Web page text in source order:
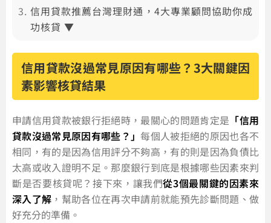
信用貸款推薦台灣理財通，4大專業顧問協助你成
功核貸 ▼
信用貸款沒過常見原因有哪些？3大關鍵因
素影響核貸結果
申請信用貸款被銀行拒絕時，最關心的問題肯定是 「信用
貸款沒過常見原因有哪些？」 每個人被拒絕的原因也各不
相同，有的是因為信用評分不夠高，有的則是因為負債比
太高或收入證明不足。那麼銀行到底是根據哪些因素來判
斷是否要核貸呢？接下來，讓我們從3個最關鍵的因素來
深入了解 ，幫助各位在再次申請前就能預先診斷問題、做
好充分的準備。